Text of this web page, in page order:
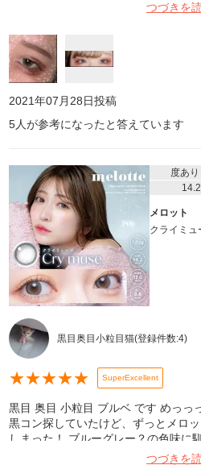
つづきを
2021年07月28日投稿
5人が参考になったと答えています
度あ
メロット
クライミュ
黒目奥目小粒目猫(登録件数:4)
★★★★★ SuperExcellent
黒目 奥目 小粒目 ブルベ です めっっ
黒コン探していたけど、ずっとメロ
しまった！ ブルーグレー？の色味に
い！ 奥目 小粒目でも使えるカラコン
つづきを